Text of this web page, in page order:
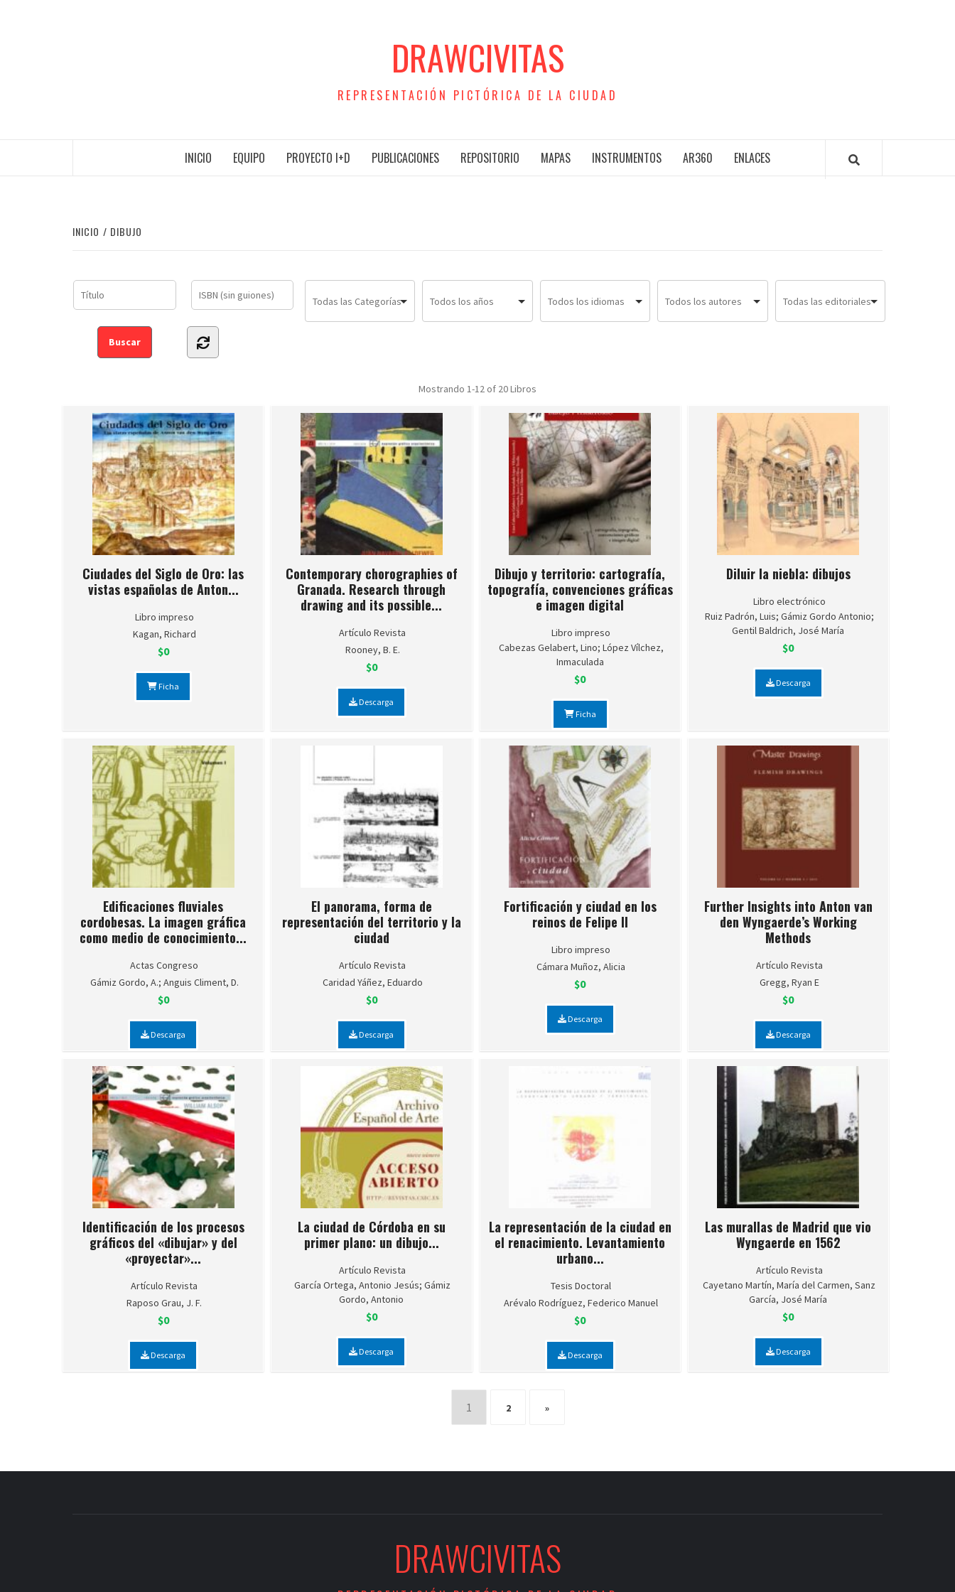
DRAWCIVITAS
REPRESENTACIÓN PICTÓRICA DE LA CIUDAD
INICIO EQUIPO PROYECTO I+D PUBLICACIONES REPOSITORIO MAPAS INSTRUMENTOS AR360 ENLACES
INICIO DIBUJO
Mostrando 1-12 of 20Libros
Ciudades del Siglo de Oro: las
vistas españolas de Anton...
Libro impreso
Kagan, Richard
$0
Ficha
Contemporary chorographies of
Granada. Research through
drawing and its possible...
Artículo Revista
Rooney, B. E.
$0
Descarga
Dibujo y territorio: cartografía,
topografía, convenciones gráficas
e imagen digital
Libro impreso
Cabezas Gelabert, Lino; López Vílchez,
Inmaculada
$0
Ficha
Diluir la niebla: dibujos
Libro electrónico
Ruiz Padrón, Luis; Gámiz Gordo Antonio;
Gentil Baldrich, José María
$0
Descarga
Edificaciones fluviales
cordobesas. La imagen gráfica
como medio de conocimiento...
Actas Congreso
Gámiz Gordo, A.; Anguis Climent, D.
$0
Descarga
El panorama, forma de
representación del territorio y la
ciudad
Artículo Revista
Caridad Yáñez, Eduardo
$0
Descarga
Fortificación y ciudad en los
reinos de Felipe II
Libro impreso
Cámara Muñoz, Alicia
$0
Descarga
Further Insights into Anton van
den Wyngaerde’s Working
Methods
Artículo Revista
Gregg, Ryan E
$0
Descarga
Identificación de los procesos
gráficos del «dibujar» y del
«proyectar»...
Artículo Revista
Raposo Grau, J. F.
$0
Descarga
La ciudad de Córdoba en su
primer plano: un dibujo...
Artículo Revista
García Ortega, Antonio Jesús; Gámiz
Gordo, Antonio
$0
Descarga
La representación de la ciudad en
el renacimiento. Levantamiento
urbano...
Tesis Doctoral
Arévalo Rodríguez, Federico Manuel
$0
Descarga
Las murallas de Madrid que vio
Wyngaerde en 1562
Artículo Revista
Cayetano Martín, María del Carmen, Sanz
García, José María
$0
Descarga
1 2 »
DRAWCIVITAS